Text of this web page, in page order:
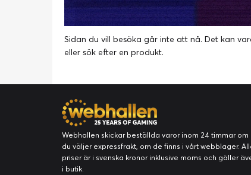
Sidan du vill besöka går inte att nå. Det kan
eller sök efter en produkt.
Webhallen skickar beställda varor inom 24 timmar om
du väljer expressfrakt, om de finns i vårt webblager.
priser är i svenska kronor inklusive moms och gäller
i butik.